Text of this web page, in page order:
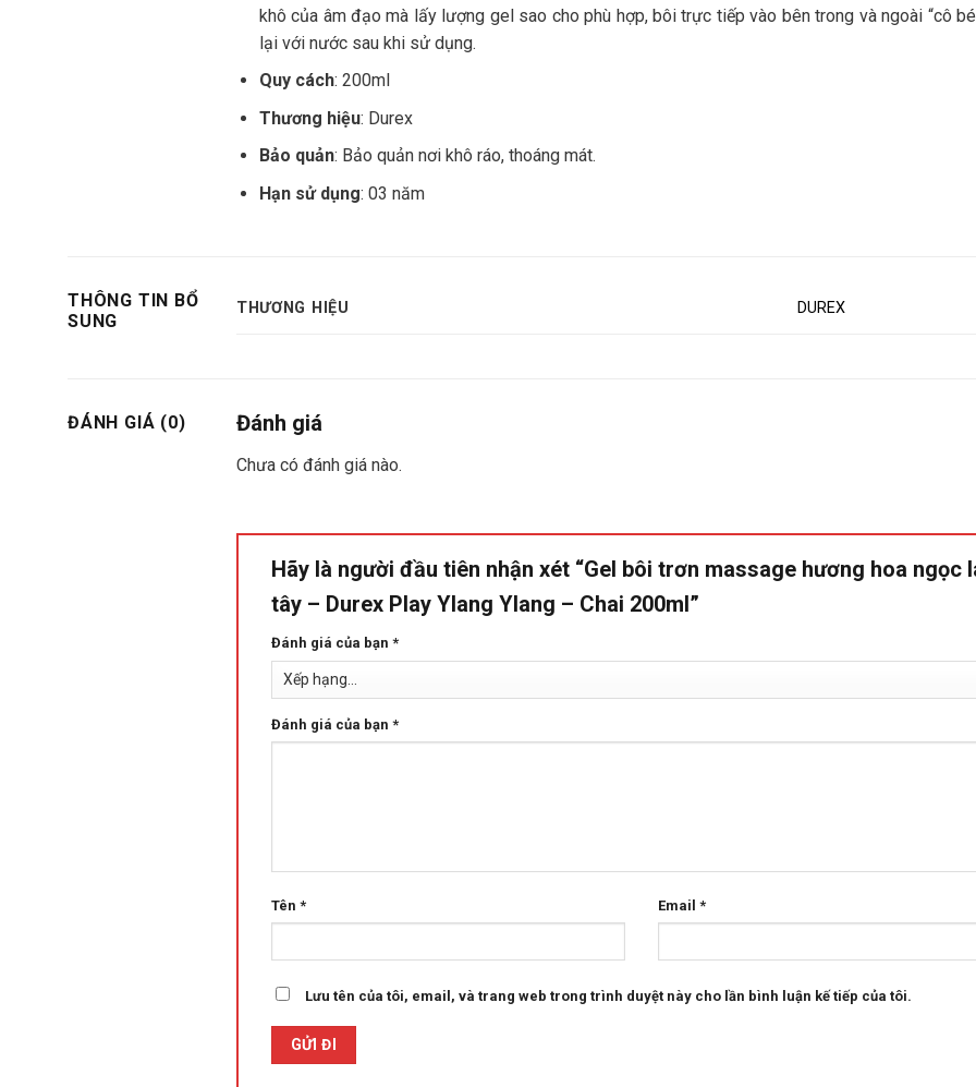
khô của âm đạo mà lấy lượng gel sao cho phù hợp, bôi trực tiếp vào bên trong và ngoài “cô
lại với nước sau khi sử dụng.
Quy cách: 200ml
Thương hiệu: Durex
Bảo quản: Bảo quản nơi khô ráo, thoáng mát.
Hạn sử dụng: 03 năm
THÔNG TIN BỔ
SUNG
THƯƠNG HIỆU DUREX
ĐÁNH GIÁ (0) Đánh giá
Chưa có đánh giá nào.
Hãy là người đầu tiên nhận xét “Gel bôi trơn massage hương hoa ngọc
tây – Durex Play Ylang Ylang – Chai 200ml”
Đánh giá của bạn *
Đánh giá của bạn *
Tên * Email *
Lưu tên của tôi, email, và trang web trong trình duyệt này cho lần bình luận kế tiếp của tôi.